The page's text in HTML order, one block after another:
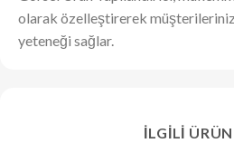
olarak özelleştirerek
yeteneği sağlar.
İLGILI